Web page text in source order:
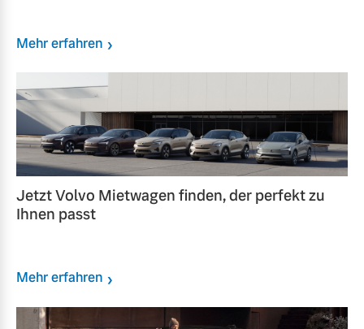
Mehr erfahren
Jetzt Volvo Mietwagen finden, der perfekt zu
Ihnen passt
Mehr erfahren